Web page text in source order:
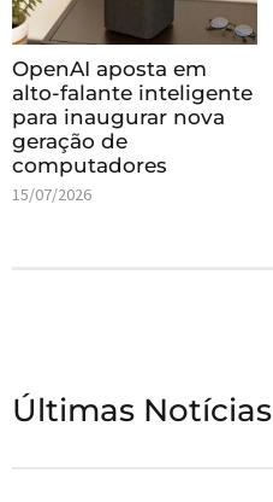
OpenAI aposta em
alto-falante inteligente
para inaugurar nova
geração de
computadores
15/07/2026
Últimas Notícias